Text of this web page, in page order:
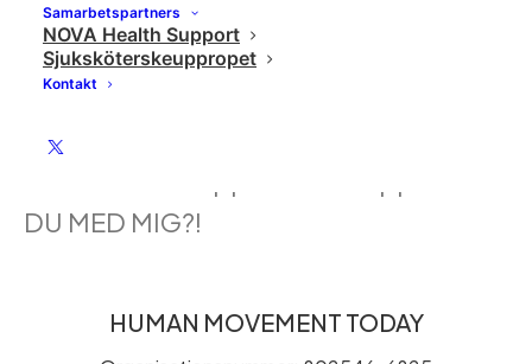
Samarbetspartners
NOVA Health Support
Sjuksköterskeuppropet
Kontakt
Cecilia Berg Strandevall: Är framtiden
DU MED MIG?!
HUMAN MOVEMENT TODAY